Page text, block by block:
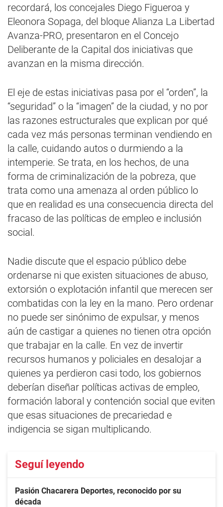
recordará, los concejales Diego Figueroa y
Eleonora Sopaga, del bloque Alianza La Libertad
Avanza-PRO, presentaron en el Concejo
Deliberante de la Capital dos iniciativas que
avanzan en la misma dirección.
El eje de estas iniciativas pasa por el “orden”, la
“seguridad” o la “imagen” de la ciudad, y no por
las razones estructurales que explican por qué
cada vez más personas terminan vendiendo en
la calle, cuidando autos o durmiendo a la
intemperie. Se trata, en los hechos, de una
forma de criminalización de la pobreza, que
trata como una amenaza al orden público lo
que en realidad es una consecuencia directa del
fracaso de las políticas de empleo e inclusión
social.
Nadie discute que el espacio público debe
ordenarse ni que existen situaciones de abuso,
extorsión o explotación infantil que merecen ser
combatidas con la ley en la mano. Pero ordenar
no puede ser sinónimo de expulsar, y menos
aún de castigar a quienes no tienen otra opción
que trabajar en la calle. En vez de invertir
recursos humanos y policiales en desalojar a
quienes ya perdieron casi todo, los gobiernos
deberían diseñar políticas activas de empleo,
formación laboral y contención social que eviten
que esas situaciones de precariedad e
indigencia se sigan multiplicando.
Seguí leyendo
Pasión Chacarera Deportes, reconocido por su
década